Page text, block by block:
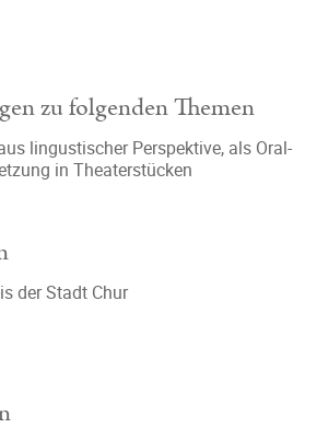
zu folgenden Themen
lingustischer Perspektive, als Oral-
in Theaterstücken
der Stadt Chur